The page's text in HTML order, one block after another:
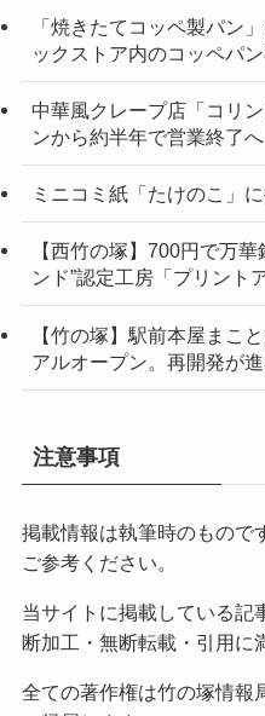
「焼きたてコッペ製パン
ックストア内のコッペパ
中華風クレープ店「コリ
ンから約半年で営業終了へ
ミニコミ紙「たけのこ」
【西竹の塚】700円で万
ンド”認定工房「プリント
【竹の塚】駅前本屋まこ
アルオープン。再開発が
注意事項
掲載情報は執筆時のもので
ご参考ください。
当サイトに掲載している記
断加工・無断転載・引用に
全ての著作権は竹の塚情報